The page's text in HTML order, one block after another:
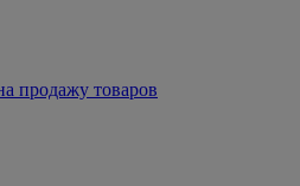
продажу товаров